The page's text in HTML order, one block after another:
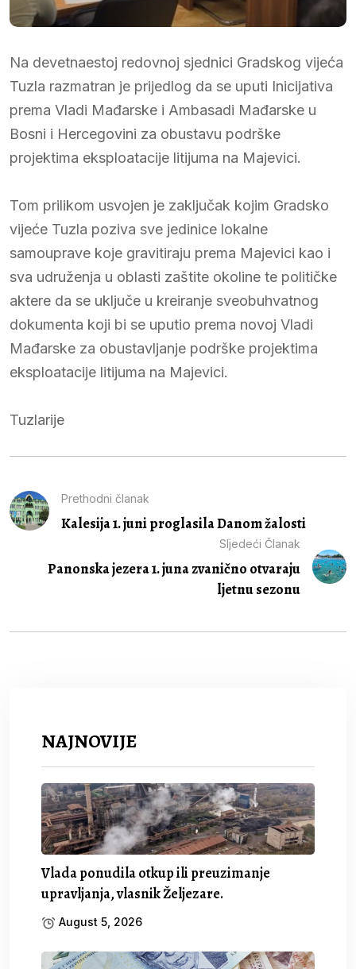
Na devetnaestoj redovnoj sjednici Gradskog vijeća
Tuzla razmatran je prijedlog da se uputi Inicijativa
prema Vladi Mađarske i Ambasadi Mađarske u
Bosni i Hercegovini za obustavu podrške
projektima eksploatacije litijuma na Majevici.
Tom prilikom usvojen je zaključak kojim Gradsko
vijeće Tuzla poziva sve jedinice lokalne
samouprave koje gravitiraju prema Majevici kao i
sva udruženja u oblasti zaštite okoline te političke
aktere da se uključe u kreiranje sveobuhvatnog
dokumenta koji bi se uputio prema novoj Vladi
Mađarske za obustavljanje podrške projektima
eksploatacije litijuma na Majevici.
Tuzlarije
Prethodni članak
Kalesija 1. juni proglasila Danom žalosti
Sljedeći Članak
Panonska jezera 1. juna zvanično otvaraju
ljetnu sezonu
NAJNOVIJE
Vlada ponudila otkup ili preuzimanje
upravljanja, vlasnik Željezare.
August 5, 2026